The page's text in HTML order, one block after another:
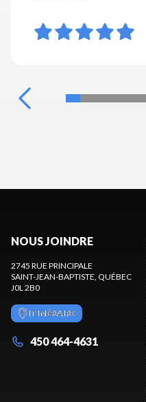
NOUS JOINDRE
2745 RUE PRINCIPALE
SAINT-JEAN-BAPTISTE , QUÉBEC
J0L 2B0
ITINÉRAIRE
450 464-4631